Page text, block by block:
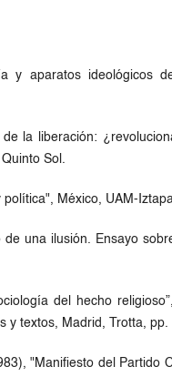
y aparatos ideológicos
la liberación:
Sol.
México, UAM-
una ilusión. Ensayo
del hecho
y textos, Madrid, Trotta, pp.
"Manifiesto del Partido